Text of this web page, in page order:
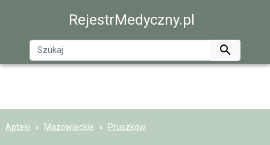
RejestrMedyczny.pl

Apteki Mazowieckie Pruszków